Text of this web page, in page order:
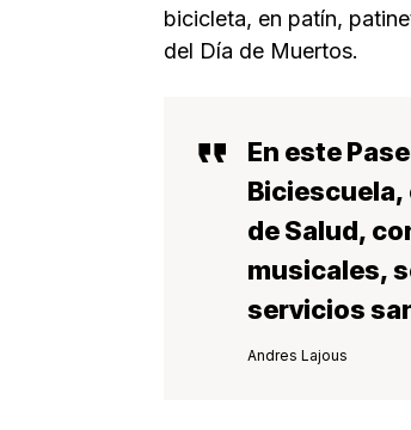
bicicleta, en patín,
del Día de Muertos.
En este
Biciescuela,
de Salud,
musicales,
servicios
Andres Lajous